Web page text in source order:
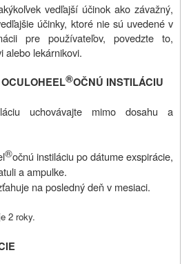
vedľajší účinok ako závažný,
účinky, ktoré nie sú uvedené v
pre používateľov, povedzte to,
alebo lekárnikovi.
®OČNÚ INSTILÁCIU
uchovávajte mimo dosahu a
®očnú instiláciu po dátume exspirácie,
a ampulke.
na posledný deň v mesiaci.
2 roky.